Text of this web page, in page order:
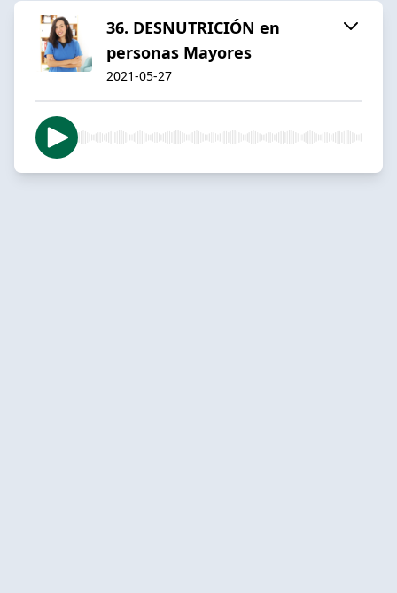
36. DESNUTRICIÓN en
personas Mayores
2021-05-27